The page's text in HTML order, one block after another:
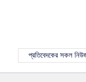
প্রতিবেদকের সকল